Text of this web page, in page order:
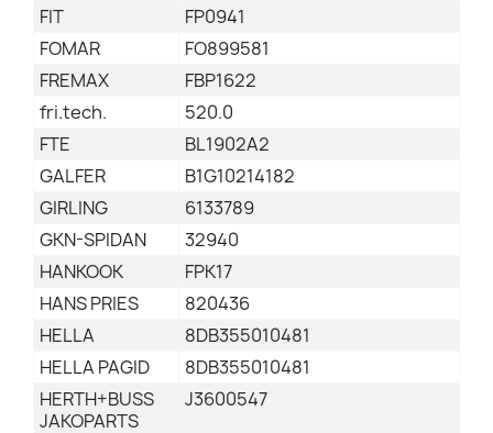
FIT
FP0941
FOMAR
FO899581
FREMAX
FBP1622
fri.tech.
520.0
FTE
BL1902A2
GALFER
B1G10214182
GIRLING
6133789
GKN-SPIDAN
32940
HANKOOK
FPK17
HANS PRIES
820436
HELLA
8DB355010481
HELLA PAGID
8DB355010481
HERTH+BUSS
JAKOPARTS
J3600547